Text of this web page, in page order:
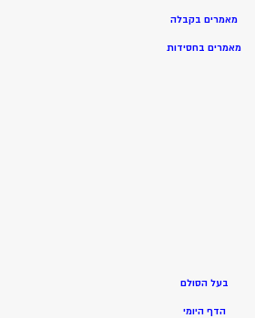
מאמרים בקבלה
מאמרים בחסידות
בעל הסולם
הדף היומי